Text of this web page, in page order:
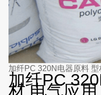
加纤PC 320N电器原料 型
加纤PC
材 电气应用